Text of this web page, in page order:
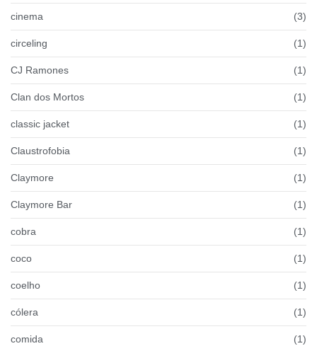
cinema (3)
circeling (1)
CJ Ramones (1)
Clan dos Mortos (1)
classic jacket (1)
Claustrofobia (1)
Claymore (1)
Claymore Bar (1)
cobra (1)
coco (1)
coelho (1)
cólera (1)
comida (1)